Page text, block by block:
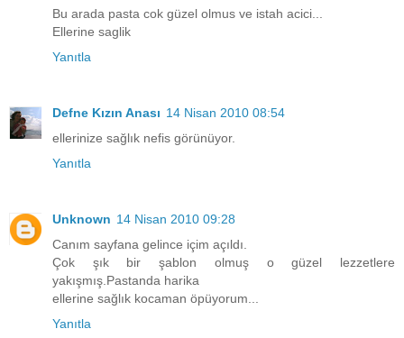
Bu arada pasta cok güzel olmus ve istah acici...
Ellerine saglik
Yanıtla
Defne Kızın Anası 14 Nisan 2010 08:54
ellerinize sağlık nefis görünüyor.
Yanıtla
Unknown 14 Nisan 2010 09:28
Canım sayfana gelince içim açıldı.
Çok şık bir şablon olmuş o güzel lezzetlere
yakışmış.Pastanda harika
ellerine sağlık kocaman öpüyorum...
Yanıtla